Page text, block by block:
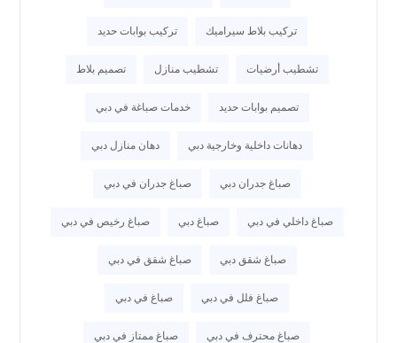
تركيب بلاط سيراميك تركيب بوابات حديد
تشطيب أرضيات تشطيب منازل تصميم بلاط
تصميم بوابات حديد خدمات صباغة في دبي
دهانات داخلية وخارجية دبي دهان منازل دبي
صباغ جدران دبي صباغ جدران في دبي
صباغ داخلي في دبي صباغ دبي صباغ رخيص في دبي
صباغ شقق دبي صباغ شقق في دبي
صباغ فلل في دبي صباغ في دبي
صباغ محترف في دبي صباغ ممتاز في دبي